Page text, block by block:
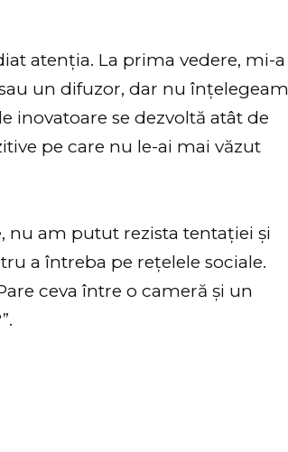
atenția. La prima vedere, mi-a
un difuzor, dar nu înțelegeam
inovatoare se dezvoltă atât de
pe care nu le-ai mai văzut
nu am putut rezista tentației și
a întreba pe rețelele sociale.
ceva între o cameră și un